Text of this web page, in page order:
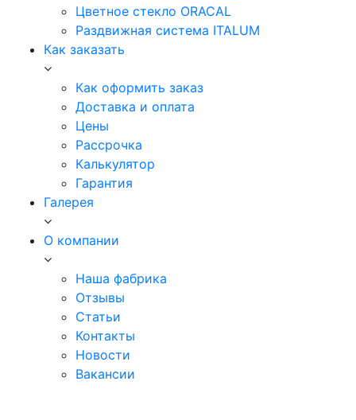
Цветное стекло ORACAL
Раздвижная система ITALUM
Как заказать
Как оформить заказ
Доставка и оплата
Цены
Рассрочка
Калькулятор
Гарантия
Галерея
О компании
Наша фабрика
Отзывы
Статьи
Контакты
Новости
Вакансии